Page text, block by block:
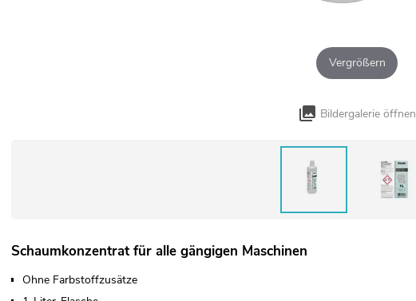
Vergrößern
Bildergalerie öffnen
Schaumkonzentrat für alle gängigen Maschinen
Ohne Farbstoffzusätze